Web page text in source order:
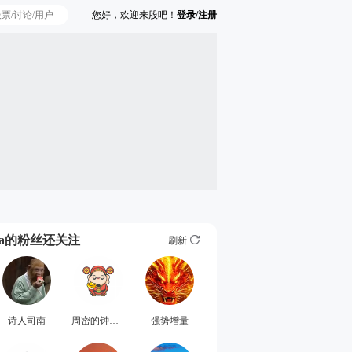
您好，欢迎来股吧！ 登录/注册
的粉丝还关注 刷新
诗人司南 周密的钟潇玫 强势增量